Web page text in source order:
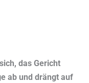
das Gericht
ab und drängt auf